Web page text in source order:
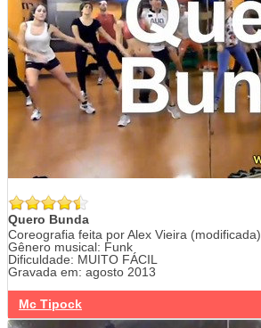
Quero Bunda
Coreografia feita por Alex Vieira (modificada).
Gênero musical: Funk
Dificuldade: MUITO FÁCIL
Gravada em: agosto 2013
Mc Tipock